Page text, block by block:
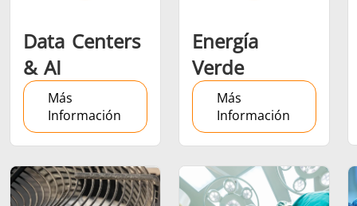
Energía verde
Herramientas
metálicas
HVAC
Data Centers
& AI
Más
Información
Energía
Verde
Más
Información